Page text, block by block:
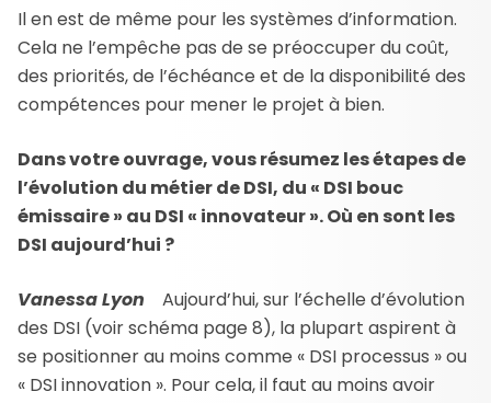
Il en est de même pour les systèmes d’information.
Cela ne l’empêche pas de se préoccuper du coût,
des priorités, de l’échéance et de la disponibilité des
compétences pour mener le projet à bien.
Dans votre ouvrage, vous résumez les étapes de
l’évolution du métier de DSI, du « DSI bouc
émissaire » au DSI « innovateur ». Où en sont les
DSI aujourd’hui ?
Vanessa Lyon Aujourd’hui, sur l’échelle d’évolution
des DSI (voir schéma page 8), la plupart aspirent à
se positionner au moins comme « DSI processus » ou
« DSI innovation ». Pour cela, il faut au moins avoir